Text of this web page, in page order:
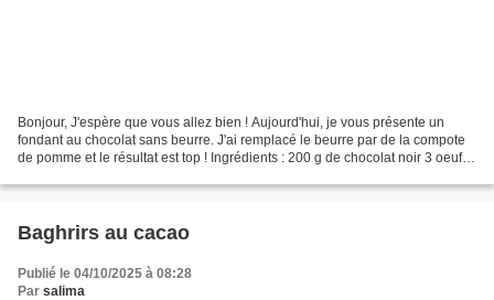
Bonjour, J'espère que vous allez bien ! Aujourd'hui, je vous présente un
fondant au chocolat sans beurre. J'ai remplacé le beurre par de la compote
de pomme et le résultat est top ! Ingrédients : 200 g de chocolat noir 3 oeufs
Baghrirs au cacao
Publié le 04/10/2025 à 08:28
Par salima